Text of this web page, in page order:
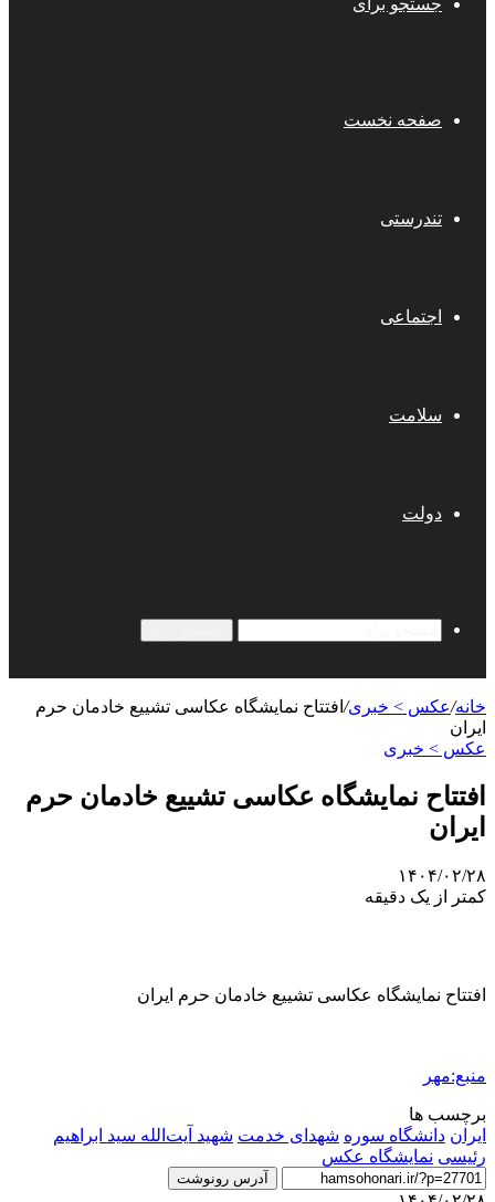
جستجو برای
صفحه نخست
تندرستی
اجتماعی
سلامت
دولت
خانه/عکس > خبری/ افتتاح نمایشگاه عکاسی تشییع خادمان حرم
ایران
عکس > خبری
افتتاح نمایشگاه عکاسی تشییع خادمان حرم
ایران
۱۴۰۴/۰۲/۲۸
کمتر از یک دقیقه
افتتاح نمایشگاه عکاسی تشییع خادمان حرم ایران
منبع:مهر
برچسب ها
ایران دانشگاه سوره شهدای خدمت شهید آیت‌الله سید ابراهیم
رئیسی نمايشگاه عكس
آدرس رونوشت